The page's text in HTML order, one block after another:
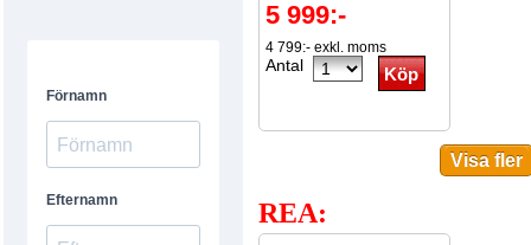
5 999:-
4 799:- exkl. moms
Antal
REA: